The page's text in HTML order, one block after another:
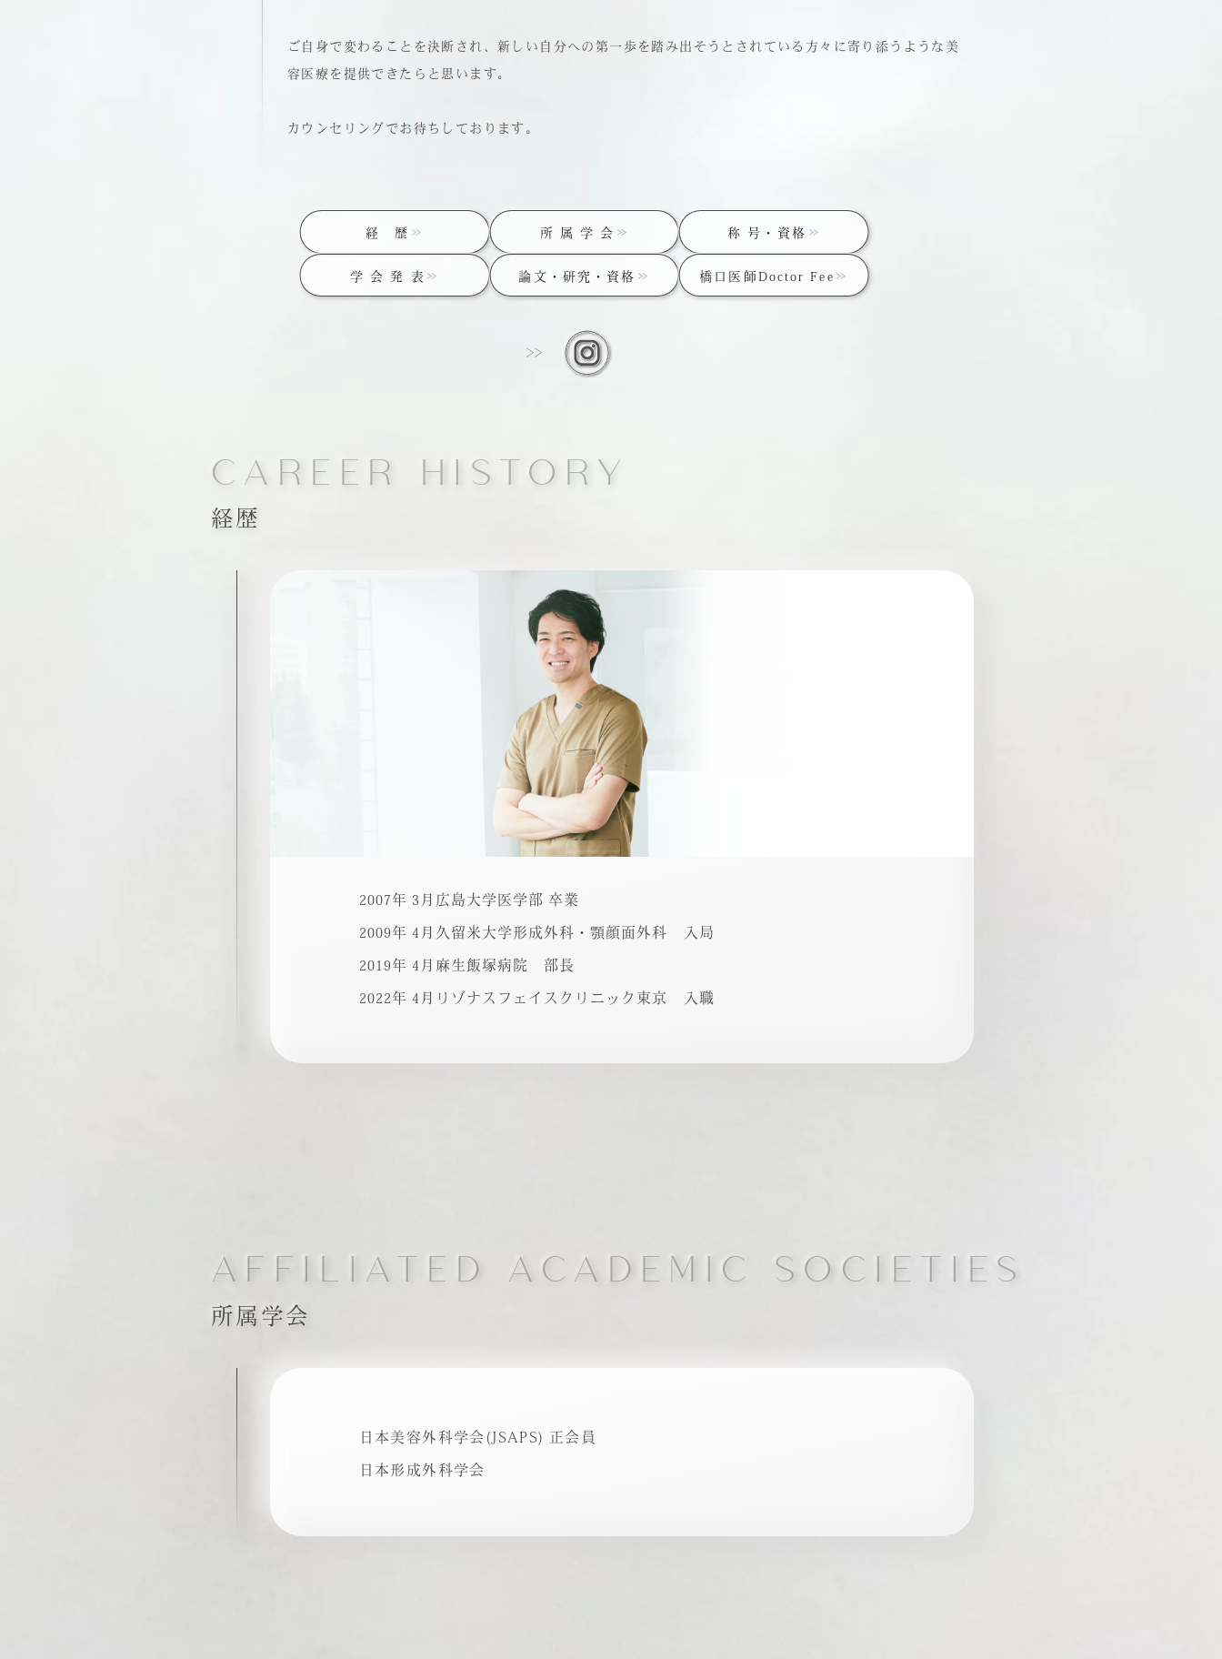
ご自身で変わることを決断され、新しい自分への第一歩を踏み出そうとされている方々に寄り添うような美
容医療を提供できたらと思います。
カウンセリングでお待ちしております。
経 歴 所 属 学 会 称 号・資格
学 会 発 表 論文・研究・資格 橋口医師Doctor Fee
CAREER HISTORY
経歴
2007年 3月広島大学医学部 卒業
2009年 4月久留米大学形成外科・顎顔面外科 入局
2019年 4月麻生飯塚病院 部長
2022年 4月リゾナスフェイスクリニック東京 入職
AFFILIATED ACADEMIC SOCIETIES
所属学会
日本美容外科学会(JSAPS) 正会員
日本形成外科学会